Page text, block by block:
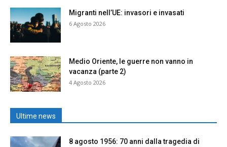
Migranti nell’UE: invasori e invasati
6 Agosto 2026
Medio Oriente, le guerre non vanno in
vacanza (parte 2)
4 Agosto 2026
Ultime news
8 agosto 1956: 70 anni dalla tragedia di